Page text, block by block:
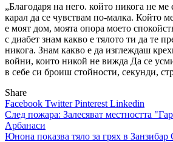
„Благодаря на него. който никога не
карал да се чувствам по-малка. Който
е моят дом, моята опора моето
с диабет знам какво е тялото ти да те
никога. Знам какво е да изглеждаш
войни, които никой не вижда Да се
в себе си броиш стойности, секунди,
Share
Facebook TwitterPinterest Linkedin
Навигация
След пожара: Залесяват местността
Арбанаси
Юнона показва тяло за грях в